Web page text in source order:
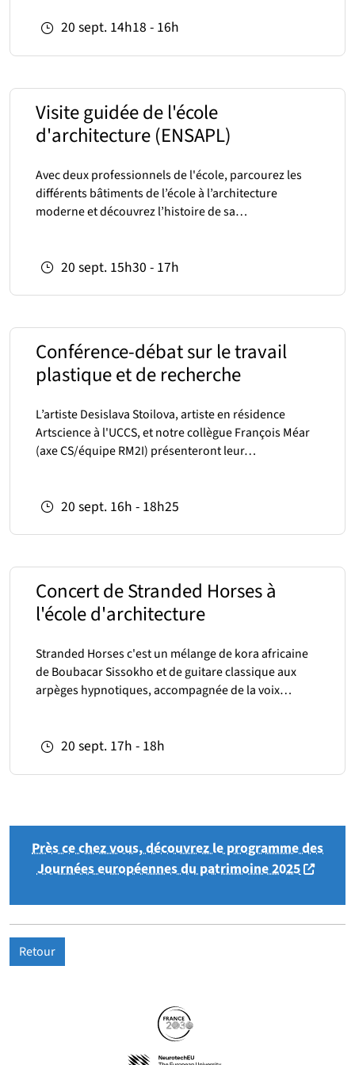
20 sept. 14h18 - 16h
Visite guidée de l'école
d'architecture (ENSAPL)
Avec deux professionnels de l'école, parcourez les
différents bâtiments de l’école à l’architecture
moderne et découvrez l’histoire de sa…
20 sept. 15h30 - 17h
Conférence-débat sur le travail
plastique et de recherche
L’artiste Desislava Stoilova, artiste en résidence
Artscience à l'UCCS, et notre collègue François Méar
(axe CS/équipe RM2I) présenteront leur…
20 sept. 16h - 18h25
Concert de Stranded Horses à
l'école d'architecture
Stranded Horses c'est un mélange de kora africaine
de Boubacar Sissokho et de guitare classique aux
arpèges hypnotiques, accompagnée de la voix…
20 sept. 17h - 18h
Près ce chez vous, découvrez le programme des
Journées européennes du patrimoine 2025
Retour
(nouvelle fenêtre)